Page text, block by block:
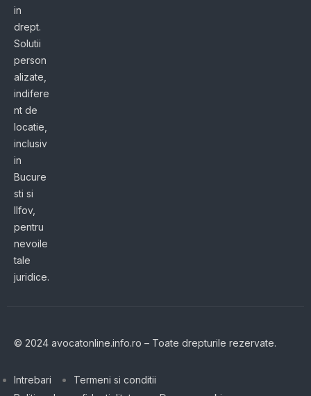
in
drept.
Solutii
person
alizate,
indifere
nt de
locatie,
inclusiv
in
Bucure
sti si
Ilfov,
pentru
nevoile
tale
juridice.
© 2024 avocatonline.info.ro – Toate drepturile rezervate.
Intrebari
Termeni si conditii